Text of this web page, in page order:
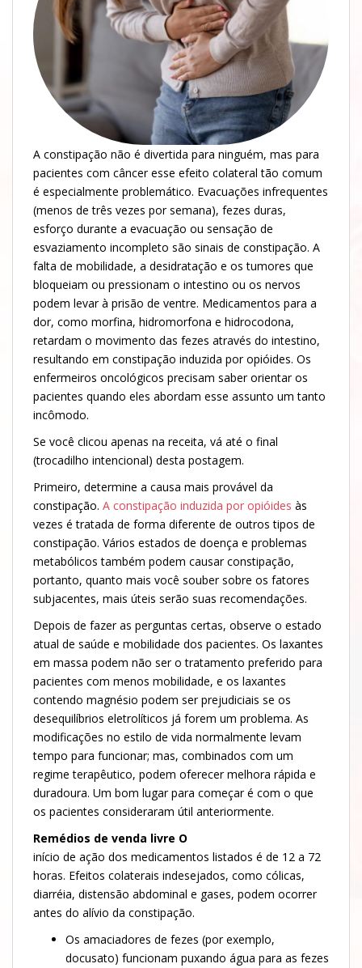
A constipação não é divertida para ninguém, mas para
pacientes com câncer esse efeito colateral tão comum
é especialmente problemático. Evacuações infrequentes
(menos de três vezes por semana), fezes duras,
esforço durante a evacuação ou sensação de
esvaziamento incompleto são sinais de constipação. A
falta de mobilidade, a desidratação e os tumores que
bloqueiam ou pressionam o intestino ou os nervos
podem levar à prisão de ventre. Medicamentos para a
dor, como morfina, hidromorfona e hidrocodona,
retardam o movimento das fezes através do intestino,
resultando em constipação induzida por opióides. Os
enfermeiros oncológicos precisam saber orientar os
pacientes quando eles abordam esse assunto um tanto
incômodo.
Se você clicou apenas na receita, vá até o final
(trocadilho intencional) desta postagem.
Primeiro, determine a causa mais provável da
constipação. A constipação induzida por opióides às
vezes é tratada de forma diferente de outros tipos de
constipação. Vários estados de doença e problemas
metabólicos também podem causar constipação,
portanto, quanto mais você souber sobre os fatores
subjacentes, mais úteis serão suas recomendações.
Depois de fazer as perguntas certas, observe o estado
atual de saúde e mobilidade dos pacientes. Os laxantes
em massa podem não ser o tratamento preferido para
pacientes com menos mobilidade, e os laxantes
contendo magnésio podem ser prejudiciais se os
desequilíbrios eletrolíticos já forem um problema. As
modificações no estilo de vida normalmente levam
tempo para funcionar; mas, combinados com um
regime terapêutico, podem oferecer melhora rápida e
duradoura. Um bom lugar para começar é com o que
os pacientes consideraram útil anteriormente.
Remédios de venda livre O
início de ação dos medicamentos listados é de 12 a 72
horas. Efeitos colaterais indesejados, como cólicas,
diarréia, distensão abdominal e gases, podem ocorrer
antes do alívio da constipação.
Os amaciadores de fezes (por exemplo,
docusato) funcionam puxando água para as fezes